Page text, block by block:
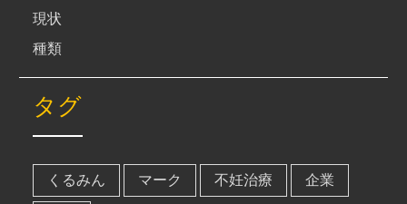
現状
種類
タグ
くるみん マーク 不妊治療 企業